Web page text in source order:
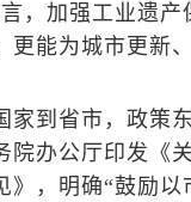
，加强工业遗产
更能为城市更新
到省市，政策东
院办公厅印发《
》，明确“鼓励以